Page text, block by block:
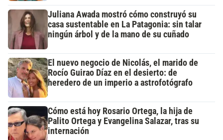
Juliana Awada mostró cómo construyó su
casa sustentable en La Patagonia: sin talar
ningún árbol y de la mano de su cuñado
El nuevo negocio de Nicolás, el marido de
Rocío Guirao Díaz en el desierto: de
heredero de un imperio a astrofotógrafo
Cómo está hoy Rosario Ortega, la hija de
Palito Ortega y Evangelina Salazar, tras su
internación